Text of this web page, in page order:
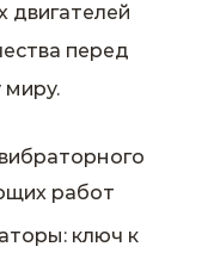
двигателей
перед
миру.
работ
ключ к